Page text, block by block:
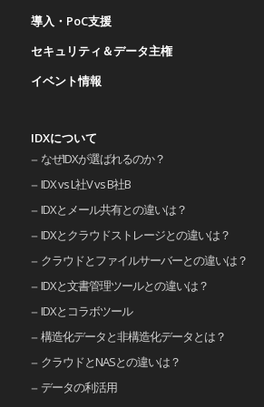
導入・PoC支援
セキュリティ＆データ主権
イベント情報
IDXについて
なぜIDXが選ばれるのか？
IDX vs L社V vs B社B
IDXとメール共有との違いは？
IDXとクラウドストレージとの違いは？
クラウドとファイルサーバーとの違いは？
IDXと文書管理ツールとの違いは？
IDXとコラボツール
構造化データと非構造化データとは？
クラウドとNASとの違いは？
データの利活用